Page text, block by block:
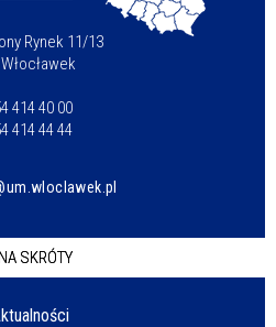
Rynek 11/13
414 40 00
414 44 44
NA SKRÓTY